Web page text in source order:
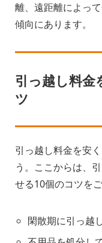
離、遠距離によっ
傾向にあります。
引っ越し料金
ツ
引っ越し料金を安
う。ここからは、
せる10個のコツをご
閑散期に引っ越